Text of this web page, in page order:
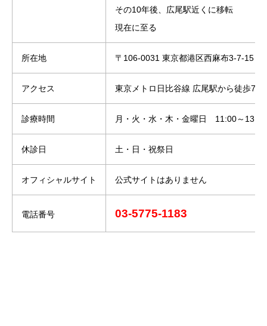
その10年後、広尾駅近くに移転
現在に至る
所在地 〒106-0031 東京都港区西麻布3-7-15
アクセス 東京メトロ日比谷線 広尾駅から徒歩7分
診療時間 月・火・水・木・金曜日 11:00～
休診日 土・日・祝祭日
オフィシャルサイト 公式サイトはありません
電話番号 03-5775-1183